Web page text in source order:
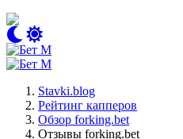
Stavki.blog
Рейтинг капперов
Обзор forking.bet
Отзывы forking.bet